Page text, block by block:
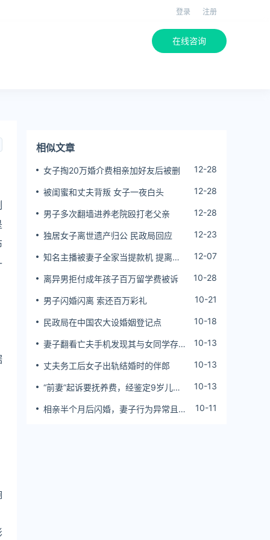
登录 注册
在线咨询
相似文章
女子掏20万婚介费相亲加好友后被删 12-28
被闺蜜和丈夫背叛 女子一夜白头 12-28
男子多次翻墙进养老院殴打老父亲 12-28
独居女子离世遗产归公 民政局回应 12-23
知名主播被妻子全家当提款机 提离婚
12-07
离异男拒付成年孩子百万留学费被诉 10-28
男子闪婚闪离 索还百万彩礼 10-21
民政局在中国农大设婚姻登记点 10-18
妻子翻看亡夫手机发现其与女同学存婚
10-13
丈夫务工后女子出轨结婚时的伴郎 10-13
“前妻”起诉要抚养费，经鉴定9岁儿子
10-13
相亲半个月后闪婚，妻子行为异常且持
10-11